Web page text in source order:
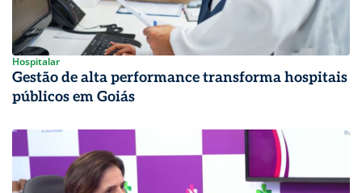
Hospitalar
Gestão de alta performance transforma hospitais
públicos em Goiás